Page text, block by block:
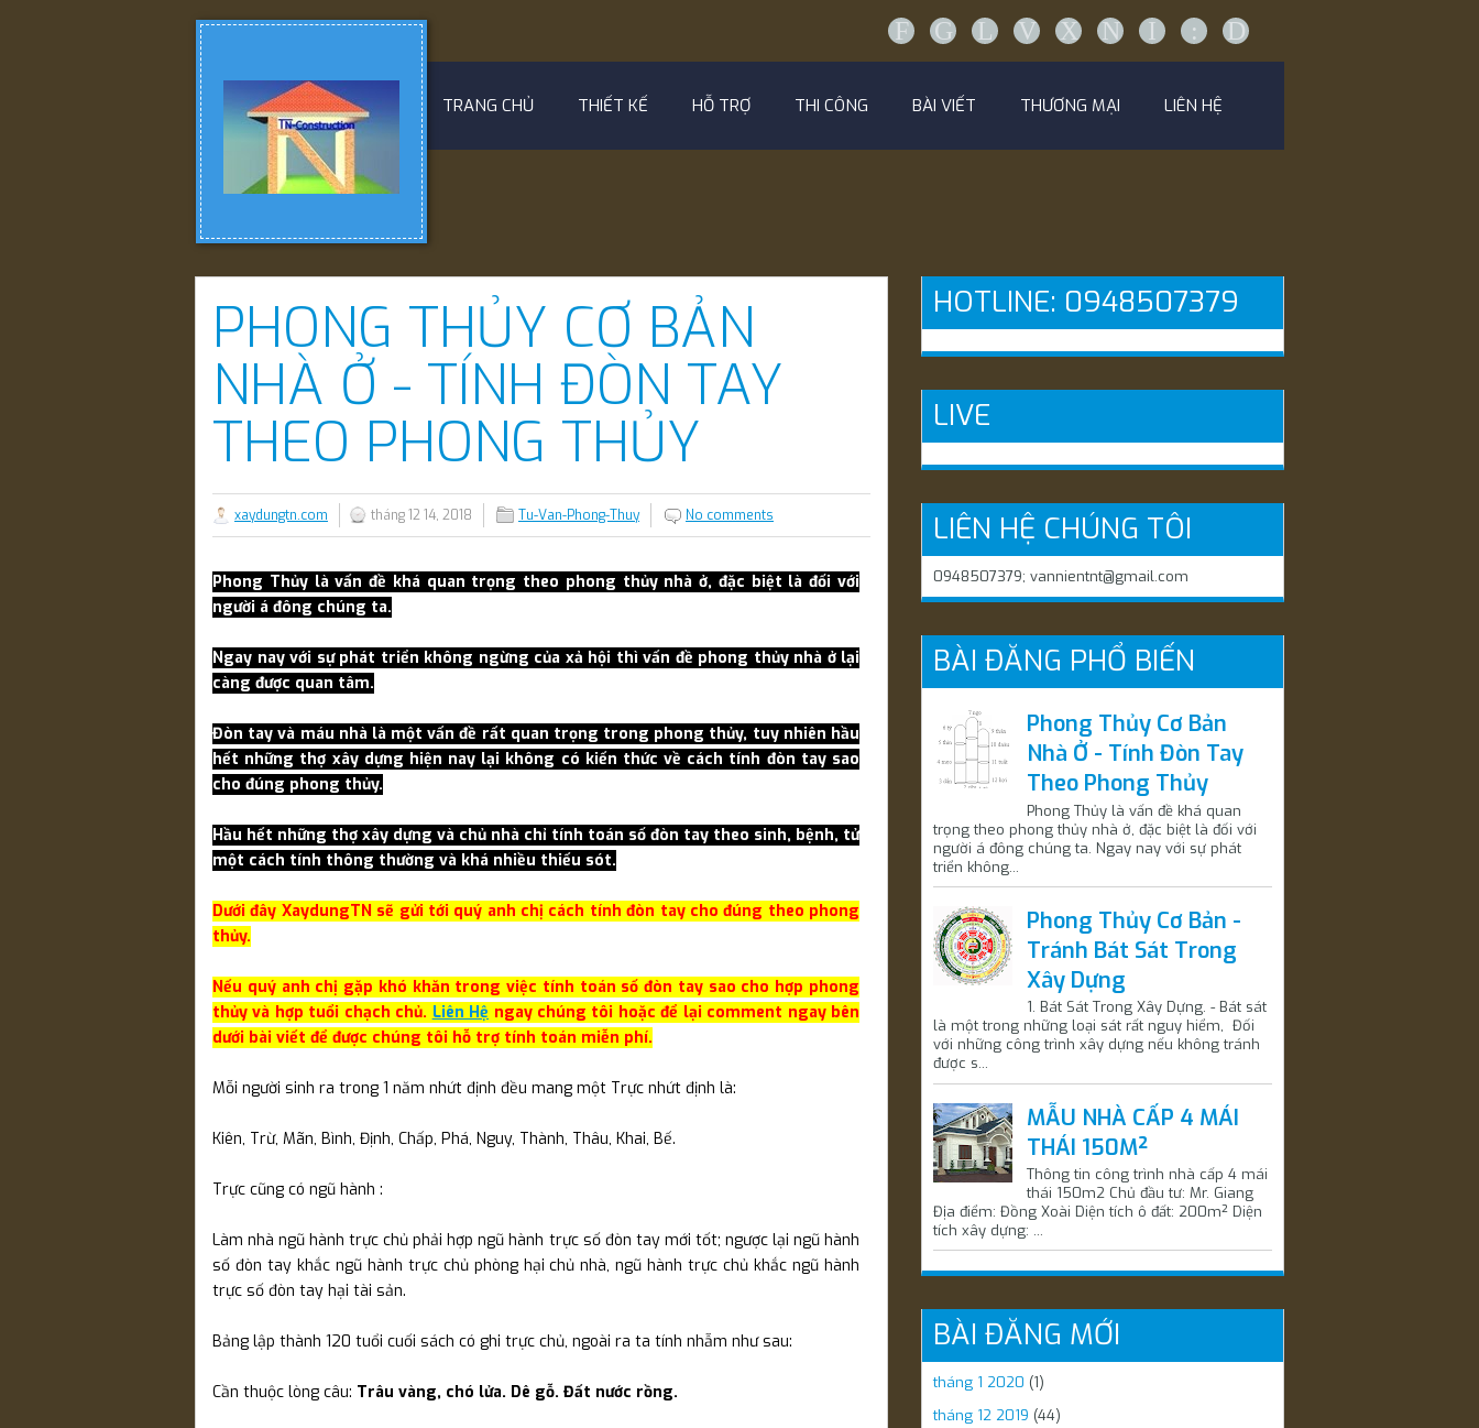
F G L V X N I : D
TRANG CHỦ THIẾT KẾ HỖ TRỢ THI CÔNG BÀI VIẾT THƯƠNG MẠI LIÊN HỆ
PHONG THỦY CƠ BẢN
NHÀ Ở - TÍNH ĐÒN TAY
THEO PHONG THỦY
xaydungtn.com tháng 12 14, 2018 Tu-Van-Phong-Thuy No comments
Phong Thủy là vấn đề khá quan trọng theo phong thủy nhà ở, đặc biệt là đối với
người á đông chúng ta.
Ngay nay với sự phát triển không ngừng của xả hội thì vấn đề phong thủy nhà ở lại
càng được quan tâm.
Đòn tay và máu nhà là một vấn đề rất quan trọng trong phong thủy, tuy nhiên hầu
hết những thợ xây dựng hiện nay lại không có kiến thức về cách tính đòn tay sao
cho đúng phong thủy.
Hầu hết những thợ xây dựng và chủ nhà chỉ tính toán số đòn tay theo sinh, bệnh, tử
một cách tính thông thường và khá nhiều thiếu sót.
Dưới đây XaydungTN sẽ gửi tới quý anh chị cách tính đòn tay cho đúng theo phong
thủy.
Nếu quý anh chị gặp khó khăn trong việc tính toán số đòn tay sao cho hợp phong
thủy và hợp tuổi chạch chủ. Liên Hệ ngay chúng tôi hoặc để lại comment ngay bên
dưới bài viết để được chúng tôi hỗ trợ tính toán miễn phí.
Mỗi người sinh ra trong 1 năm nhứt định đều mang một Trực nhứt định là:
Kiên, Trừ, Mãn, Bình, Định, Chấp, Phá, Nguy, Thành, Thâu, Khai, Bế.
Trực cũng có ngũ hành :
Làm nhà ngũ hành trực chủ phải hợp ngũ hành trực số đòn tay mới tốt; ngược lại ngũ hành
số đòn tay khắc ngũ hành trực chủ phòng hại chủ nhà, ngũ hành trực chủ khắc ngũ hành
trực số đòn tay hại tài sản.
Bảng lập thành 120 tuổi cuối sách có ghi trực chủ, ngoài ra ta tính nhẫm như sau:
Cần thuộc lòng câu: Trâu vàng, chó lửa. Dê gỗ. Đất nước rồng.
HOTLINE: 0948507379
LIVE
LIÊN HỆ CHÚNG TÔI
0948507379; vannientnt@gmail.com
BÀI ĐĂNG PHỔ BIẾN
Phong Thủy Cơ Bản
Nhà Ở - Tính Đòn Tay
Theo Phong Thủy
Phong Thủy là vấn đề khá quan
trọng theo phong thủy nhà ở, đặc biệt là đối với
người á đông chúng ta. Ngay nay với sự phát
triển không...
Phong Thủy Cơ Bản -
Tránh Bát Sát Trong
Xây Dựng
1. Bát Sát Trong Xây Dựng. - Bát sát
là một trong những loại sát rất nguy hiểm, Đối
với những công trình xây dựng nếu không tránh
được s...
MẪU NHÀ CẤP 4 MÁI
THÁI 150M²
Thông tin công trình nhà cấp 4 mái
thái 150m2 Chủ đầu tư: Mr. Giang
Địa điểm: Đồng Xoài Diện tích ô đất: 200m² Diện
tích xây dựng: ...
BÀI ĐĂNG MỚI
tháng 1 2020 (1)
tháng 12 2019 (44)